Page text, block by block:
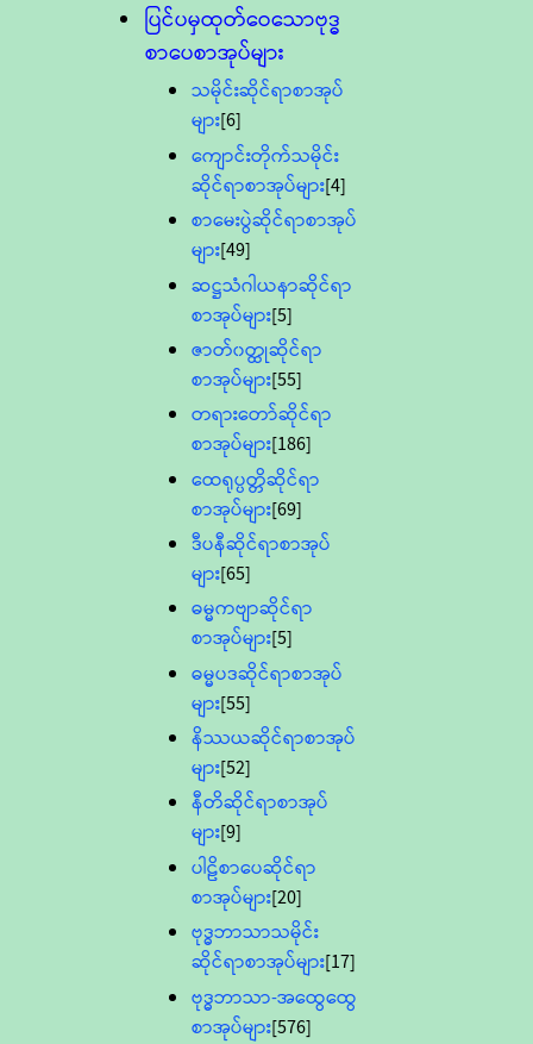
ပြင်ပမှထုတ်ဝေသောဗုဒ္ဓ
စာပေစာအုပ်များ
သမိုင်းဆိုင်ရာစာအုပ်
များ[6]
ကျောင်းတိုက်သမိုင်း
ဆိုင်ရာစာအုပ်များ[4]
စာမေးပွဲဆိုင်ရာစာအုပ်
များ[49]
ဆဋ္ဌသံဂါယနာဆိုင်ရာ
စာအုပ်များ[5]
ဇာတ်၀တ္ထုဆိုင်ရာ
စာအုပ်များ[55]
တရားတော်ဆိုင်ရာ
စာအုပ်များ[186]
ထေရုပ္ပတ္တိဆိုင်ရာ
စာအုပ်များ[69]
ဒီပနီဆိုင်ရာစာအုပ်
များ[65]
ဓမ္မကဗျာဆိုင်ရာ
စာအုပ်များ[5]
ဓမ္မပဒဆိုင်ရာစာအုပ်
များ[55]
နိဿယဆိုင်ရာစာအုပ်
များ[52]
နီတိဆိုင်ရာစာအုပ်
များ[9]
ပါဠိစာပေဆိုင်ရာ
စာအုပ်များ[20]
ဗုဒ္ဓဘာသာသမိုင်း
ဆိုင်ရာစာအုပ်များ[17]
ဗုဒ္ဓဘာသာ-အထွေထွေ
စာအုပ်များ[576]